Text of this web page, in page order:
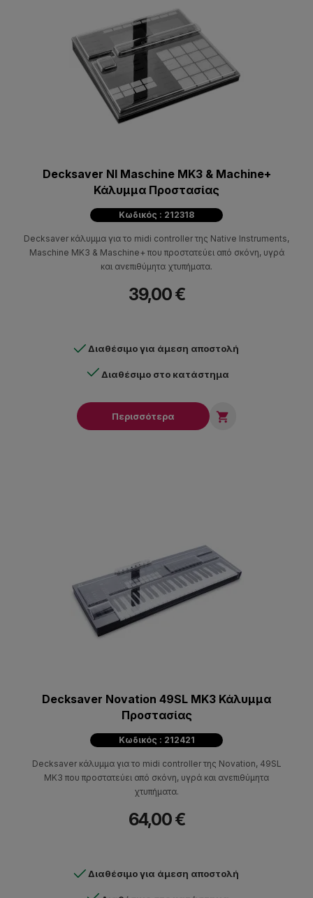
Decksaver NI Maschine MK3 & Machine+
Κάλυμμα Προστασίας
Κωδικός : 212318
Decksaver κάλυμμα για το midi controller της Native Instruments,
Maschine MK3 & Maschine+ που προστατεύει από σκόνη, υγρά
και ανεπιθύμητα χτυπήματα.
39,00 €
Διαθέσιμο για άμεση αποστολή
Διαθέσιμο στο κατάστημα
Περισσότερα 
Decksaver Novation 49SL MK3 Κάλυμμα
Προστασίας
Κωδικός : 212421
Decksaver κάλυμμα για το midi controller της Novation, 49SL
MK3 που προστατεύει από σκόνη, υγρά και ανεπιθύμητα
χτυπήματα.
64,00 €
Διαθέσιμο για άμεση αποστολή